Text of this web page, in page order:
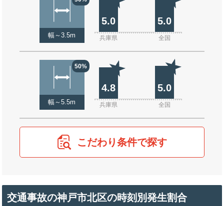
幅～3.5m
5.0 5.0
兵庫県 全国
50%
幅～5.5m
4.8 5.0
兵庫県 全国
こだわり条件で探す
交通事故の神戸市北区の時刻別発生割合